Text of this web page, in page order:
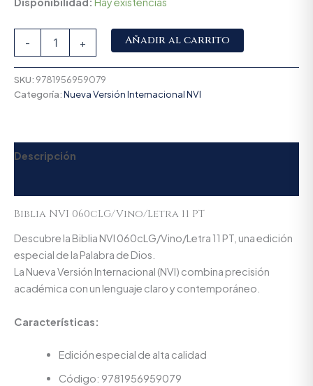
- + Añadir al carrito
SKU: 9781956959079
Categoría:Nueva Versión Internacional NVI
Descripción
Biblia NVI 060cLG/Vino/Letra 11 PT
Descubre la Biblia NVI 060cLG/Vino/Letra 11 PT, una edición
especial de la Palabra de Dios.
La Nueva Versión Internacional (NVI) combina precisión
académica con un lenguaje claro y contemporáneo.
Características:
Edición especial de alta calidad
Código: 9781956959079